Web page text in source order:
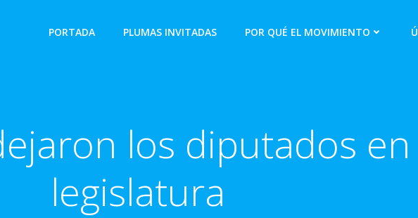
PORTADA PLUMAS INVITADAS POR QUÉ EL MOVIMIENTO
los diputados en
legislatura